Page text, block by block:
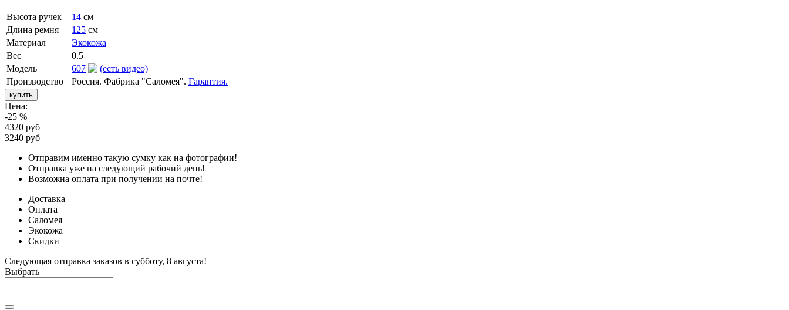
Высота ручек 14 см
Длина ремня
125 см
Материал
Экокожа
Вес
0.5
Модель
607
(есть видео)
Производство
Россия. Фабрика "Саломея". Гарантия.
Цена:
-25 %
4320 руб
3240 руб
Отправим именно такую сумку как на фотографии!
Отправка уже на следующий рабочий день!
Возможна оплата при получении на почте!
Доставка
Оплата
Саломея
Экокожа
Скидки
Следующая отправка заказов в субботу, 8 августа!
Выбрать